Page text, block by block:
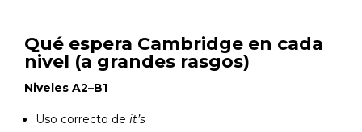
Qué espera Cambridge en cada
nivel (a grandes rasgos)
Niveles A2–B1
Uso correcto de it’s